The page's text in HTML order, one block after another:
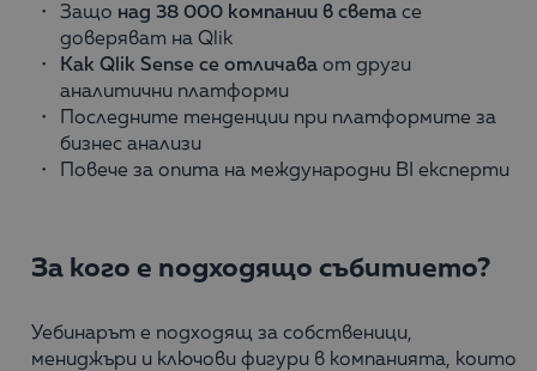
Защо над 38 000 компании в света се
доверяват на Qlik
Kак Qlik Sense се отличава от други
аналитични платформи
Последните тенденции при платформите за
бизнес анализи
Повече за опита на международни BI експерти
За кого е подходящо събитието?
Уебинарът е подходящ за собственици,
мениджъри и ключови фигури в компанията, които